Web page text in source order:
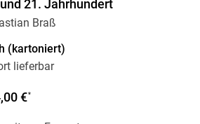
21. Jahrhundert
Braß
(kartoniert)
lieferbar
€*